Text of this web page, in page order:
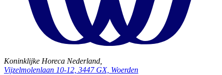
Koninklijke Horeca Nederland,
Vijzelmolenlaan 10-12, 3447 GX, Woerden